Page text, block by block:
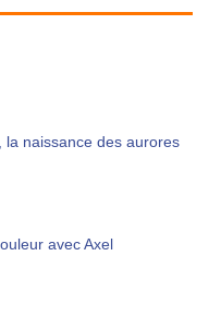
la naissance des aurores
avec Axel